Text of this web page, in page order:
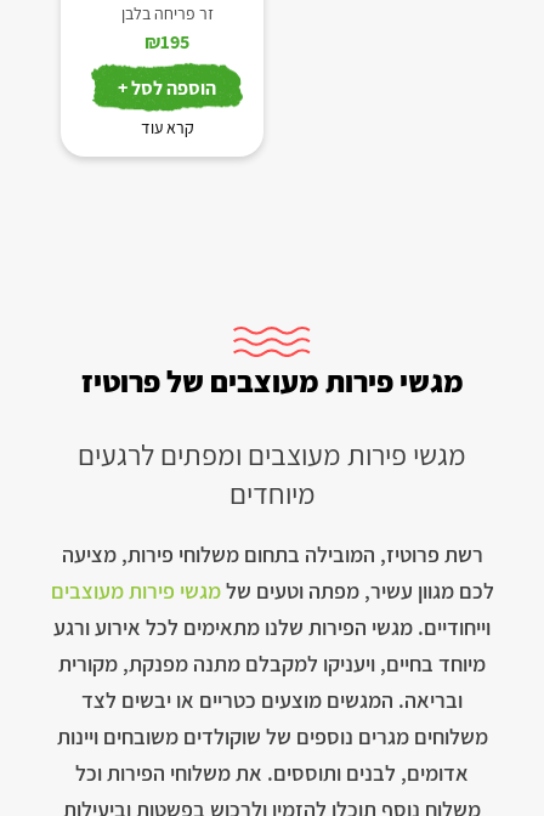
זר פריחה בלבן
₪195
הוספה לסל +
קרא עוד
מגשי פירות מעוצבים של פרוטיז
מגשי פירות מעוצבים ומפתים לרגעים
מיוחדים
רשת פרוטיז, המובילה בתחום משלוחי פירות, מציעה
לכם מגוון עשיר, מפתה וטעים שלמגשי פירות מעוצבים
וייחודיים. מגשי הפירות שלנו מתאימים לכל אירוע ורגע
מיוחד בחיים, ויעניקו למקבלם מתנה מפנקת, מקורית
ובריאה. המגשים מוצעים כטריים או יבשים לצד
משלוחים מגרים נוספים של שוקולדים משובחים ויינות
אדומים, לבנים ותוססים. את משלוחי הפירות וכל
משלוח נוסף תוכלו להזמין ולרכוש בפשטות וביעילות